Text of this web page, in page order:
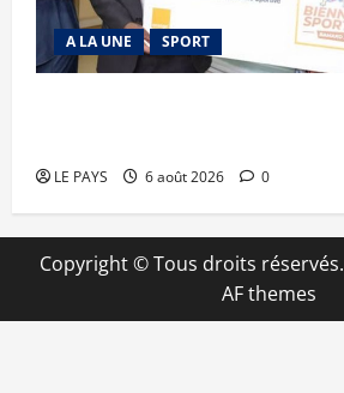
A LA UNE SPORT
LE PAYS 6 août 2026 0
Copyright © Tous droits réservés.
AF themes